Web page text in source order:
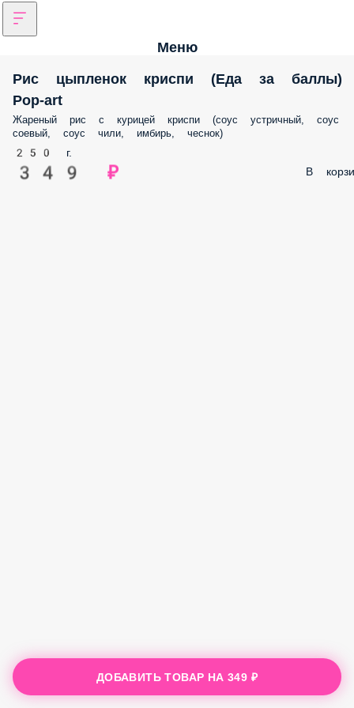
Меню
Рис цыпленок криспи (Еда за баллы)
Pop-art
Жареный рис с курицей криспи (соус устричный, соус
соевый, соус чили, имбирь, чеснок)
250 г.
349 ₽ В
ДОБАВИТЬ ТОВАР НА349 ₽